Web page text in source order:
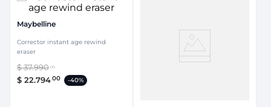
Maybelline
Corrector instant age rewind
eraser
$37.990 00
$ 22.79400 -40%